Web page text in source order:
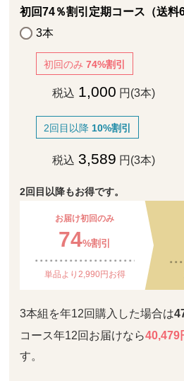
初回74％割引定期コース（送料
3本
初回のみ74%割引
税込 1,000 円(3本)
2回目以降 10%割引
税込 3,589 円(3本)
2回目以降もお得です。
お届け初回のみ
74%割引
単品より2,990円お得
3本組を年12回購入した場合は
コース年12回お届けなら40,479
す。